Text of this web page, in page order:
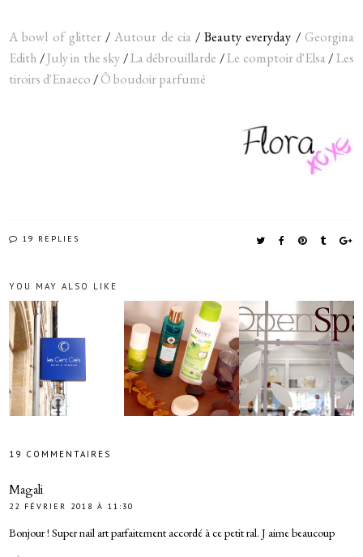
A bowl of glitter/Autour de cia/ Beauty everyday / Georgina
Edith /July in the sky /La débrouillarde /Le comptoir d'Elsa/Les
tiroirs d'Enaeco /Ô boudoir parfumé
19 REPLIES
YOU MAY ALSO LIKE
19 COMMENTAIRES
Magali
22 FÉVRIER 2018 À 11:30
Bonjour ! Super nail art parfaitement accordé à ce petit ral. J aime beaucoup